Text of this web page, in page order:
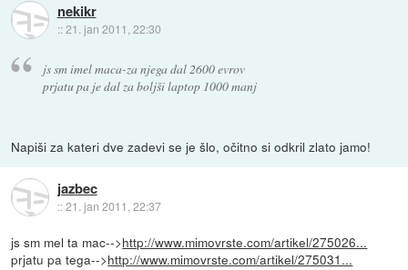
nekikr
::21. jan 2011, 22:30
js sm imel maca-za njega dal 2600 evrov
prjatu pa je dal za boljši laptop 1000 manj
Napiši za kateri dve zadevi se je šlo, očitno si odkril zlato jamo!
jazbec
::21. jan 2011, 22:37
js sm mel ta mac-->http://www.mimovrste.com/artikel/275026...
prjatu pa tega-->http://www.mimovrste.com/artikel/275031...